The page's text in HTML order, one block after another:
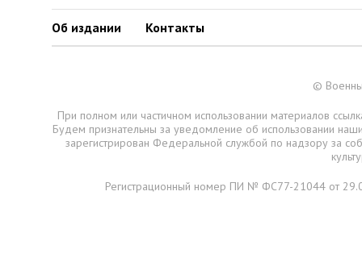
Об издании Контакты
©
При полном или частичном использовании материалов
Будем признательны за уведомление об использовании
зарегистрирован Федеральной службой по надзору за
Регистрационный номер ПИ № ФС77-21044 от